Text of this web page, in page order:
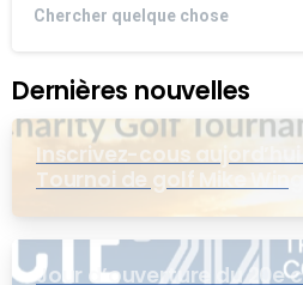
Dernières nouvelles
Inscrivez-cous aujord’hui
Tournoi de golf Mike Wing
Jour d’ouverture du 20e